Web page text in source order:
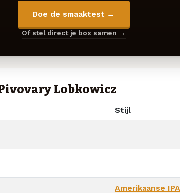
Doe de smaaktest →
Of stel direct je box samen →
Lobkowicz
Stijl
Amerikaanse IPA